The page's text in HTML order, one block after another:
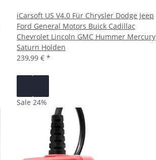
iCarsoft US V4.0 Für Chrysler Dodge Jeep
Ford General Motors Buick Cadillac
Chevrolet Lincoln GMC Hummer Mercury
Saturn Holden
239,99 € *
Sale 24%